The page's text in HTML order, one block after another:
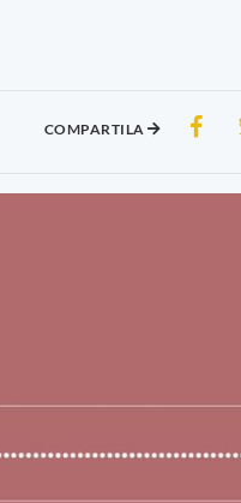
COMPARTILA